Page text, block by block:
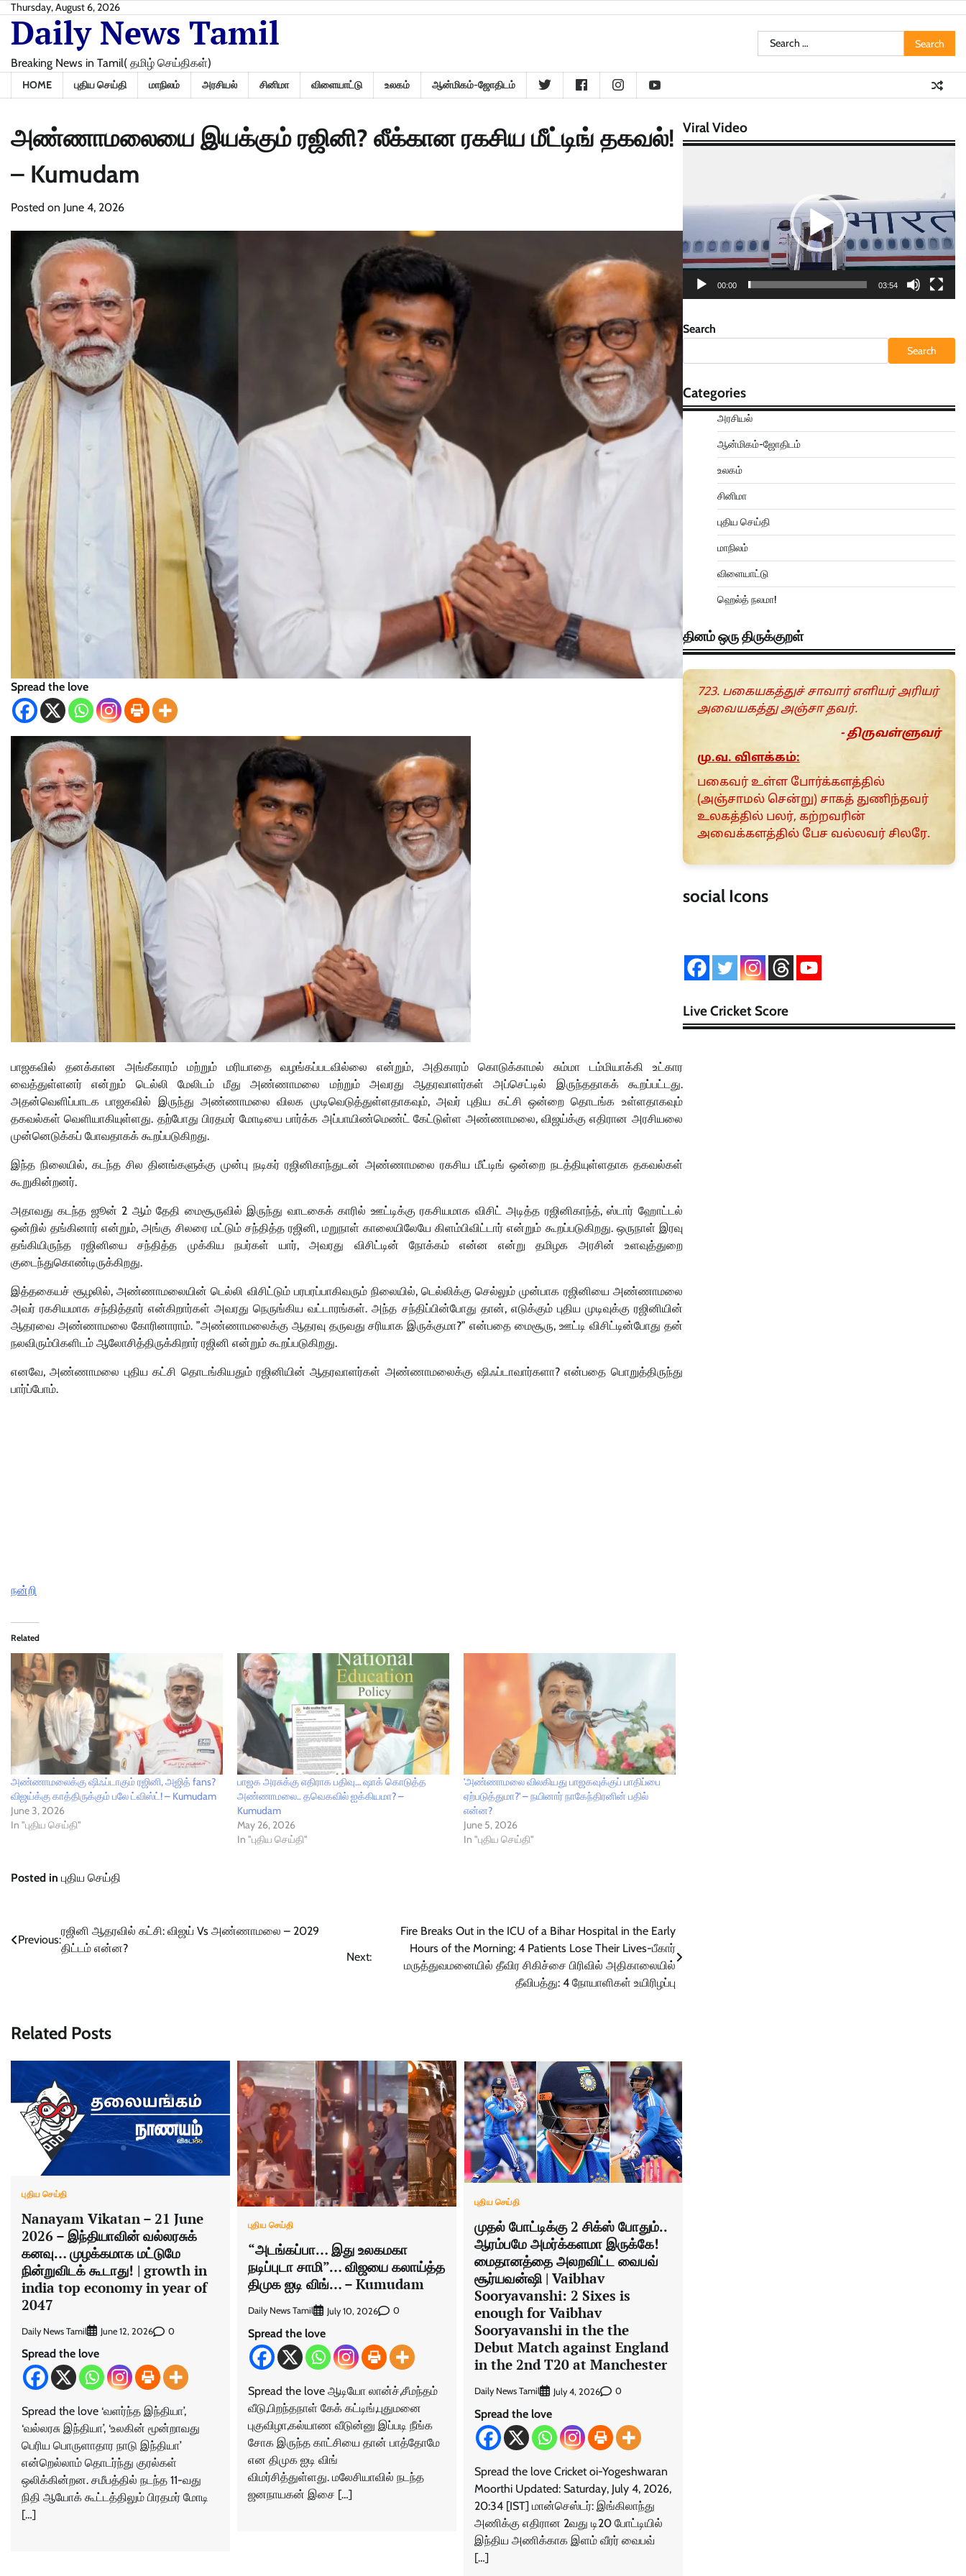
Skip
content
Thursday, August 6, 2026
Daily News Tamil
Breaking News in Tamil( தமிழ் செய்திகள்)
Search
for:
HOME புதிய செய்தி மாநிலம் அரசியல் சினிமா விளையாட்டு உலகம் ஆன்மிகம்-ஜோதிடம்
அண்ணாமலையை இயக்கும் ரஜினி? லீக்கான ரகசிய மீட்டிங் தகவல்!
– Kumudam
Posted on June 4, 2026
Spread the love
பாஜகவில் தனக்கான அங்கீகாரம் மற்றும் மரியாதை வழங்கப்படவில்லை என்றும், அதிகாரம் கொடுக்காமல் சும்மா டம்மியாக்கி உட்கார
வைத்துள்ளனர் என்றும் டெல்லி மேலிடம் மீது அண்ணாமலை மற்றும் அவரது ஆதரவாளர்கள் அப்செட்டில் இருந்ததாகக் கூறப்பட்டது.
அதன்வெளிப்பாடக பாஜகவில் இருந்து அண்ணாமலை விலக முடிவெடுத்துள்ளதாகவும், அவர் புதிய கட்சி ஒன்றை தொடங்க உள்ளதாகவும்
தகவல்கள் வெளியாகியுள்ளது. தற்போது பிரதமர் மோடியை பார்க்க அப்பாயிண்மெண்ட் கேட்டுள்ள அண்ணாமலை, விஜய்க்கு எதிரான அரசியலை
முன்னெடுக்கப் போவதாகக் கூறப்படுகிறது.
இந்த நிலையில், கடந்த சில தினங்களுக்கு முன்பு நடிகர் ரஜினிகாந்துடன் அண்ணாமலை ரகசிய மீட்டிங் ஒன்றை நடத்தியுள்ளதாக தகவல்கள்
கூறுகின்றனர்.
அதாவது கடந்த ஜூன் 2 ஆம் தேதி மைசூருவில் இருந்து வாடகைக் காரில் ஊட்டிக்கு ரகசியமாக விசிட் அடித்த ரஜினிகாந்த், ஸ்டார் ஹோட்டல்
ஒன்றில் தங்கினார் என்றும், அங்கு சிலரை மட்டும் சந்தித்த ரஜினி, மறுநாள் காலையிலேயே கிளம்பிவிட்டார் என்றும் கூறப்படுகிறது. ஒருநாள் இரவு
தங்கியிருந்த ரஜினியை சந்தித்த முக்கிய நபர்கள் யார், அவரது விசிட்டின் நோக்கம் என்ன என்று தமிழக அரசின் உளவுத்துறை
குடைந்துகொண்டிருக்கிறது.
இத்தகையச் சூழலில், அண்ணாமலையின் டெல்லி விசிட்டும் பரபரப்பாகிவரும் நிலையில், டெல்லிக்கு செல்லும் முன்பாக ரஜினியை அண்ணாமலை
அவர் ரகசியமாக சந்தித்தார் என்கிறார்கள் அவரது நெருங்கிய வட்டாரங்கள். அந்த சந்திப்பின்போது தான், எடுக்கும் புதிய முடிவுக்கு ரஜினியின்
ஆதரவை அண்ணாமலை கோரினாராம். ”அண்ணாமலைக்கு ஆதரவு தருவது சரியாக இருக்குமா?” என்பதை மைசூரு, ஊட்டி விசிட்டின்போது தன்
நலவிரும்பிகளிடம் ஆலோசித்திருக்கிறார் ரஜினி என்றும் கூறப்படுகிறது.
எனவே, அண்ணாமலை புதிய கட்சி தொடங்கியதும் ரஜினியின் ஆதரவாளர்கள் அண்ணாமலைக்கு ஷிஃப்டாவார்களா? என்பதை பொறுத்திருந்து
பார்ப்போம்.
நன்றி
Related
அண்ணாமலைக்கு ஷிஃப்டாகும் ரஜினி, அஜித் fans?
விஜய்க்கு காத்திருக்கும் பலே ட்விஸ்ட்! – Kumudam
June 3, 2026
In "புதிய செய்தி"
பாஜக அரசுக்கு எதிராக பதிவு… ஷாக் கொடுத்த
அண்ணாமலை.. தவெகவில் ஐக்கியமா? –
Kumudam
May 26, 2026
In "புதிய செய்தி"
'அண்ணாமலை விலகியது பாஜகவுக்குப் பாதிப்பை
ஏற்படுத்துமா?' – நயினார் நாகேந்திரனின் பதில்
என்ன?
June 5, 2026
In "புதிய செய்தி"
Posted in புதிய செய்தி
Post
navigation
Previous:
ரஜினி ஆதரவில் கட்சி: விஜய் Vs அண்ணாமலை – 2029
திட்டம் என்ன?
Next:
Fire Breaks Out in the ICU of a Bihar Hospital in the Early
Hours of the Morning; 4 Patients Lose Their Lives-பீகார்
மருத்துவமனையில் தீவிர சிகிச்சை பிரிவில் அதிகாலையில்
தீவிபத்து: 4 நோயாளிகள் உயிரிழப்பு
Related Posts
புதிய செய்தி
Nanayam Vikatan – 21 June
2026 – இந்தியாவின் வல்லரசுக்
கனவு… முழக்கமாக மட்டுமே
நின்றுவிடக் கூடாது! | growth in
india top economy in year of
2047
Daily News Tamil June 12, 2026 0
Spread the love
Spread the love ‘வளர்ந்த இந்தியா’,
‘வல்லரசு இந்தியா’, ‘உலகின் மூன்றாவது
பெரிய பொருளாதார நாடு இந்தியா’
என்றெல்லாம் தொடர்ந்து குரல்கள்
ஒலிக்கின்றன. சமீபத்தில் நடந்த 11-வது
நிதி ஆயோக் கூட்டத்திலும் பிரதமர் மோடி
[…]
புதிய செய்தி
“அடங்கப்பா… இது உலகமகா
நடிப்புடா சாமி”… விஜயை கலாய்த்த
திமுக ஐடி விங்… – Kumudam
Daily News Tamil July 10, 2026 0
Spread the love
Spread the love ஆடியோ லான்ச்,சீமந்தம்
வீடு,பிறந்தநாள் கேக் கட்டிங்,புதுமனை
புகுவிழா,கல்யாண வீடுன்னு இப்படி நீங்க
சோக இருந்த காட்சியை தான் பாத்தோமே
என திமுக ஐடி விங்
விமர்சித்துள்ளது. மலேசியாவில் நடந்த
ஜனநாயகன் இசை […]
புதிய செய்தி
முதல் போட்டிக்கு 2 சிக்ஸ் போதும்..
ஆரம்பமே அமர்க்களமா இருக்கே!
மைதானத்தை அலறவிட்ட வைபவ்
சூர்யவன்ஷி | Vaibhav
Sooryavanshi: 2 Sixes is
enough for Vaibhav
Sooryavanshi in the the
Debut Match against England
in the 2nd T20 at Manchester
Daily News Tamil July 4, 2026 0
Spread the love
Spread the love Cricket oi-Yogeshwaran
Moorthi Updated: Saturday, July 4, 2026,
20:34 [IST] மான்செஸ்டர்: இங்கிலாந்து
அணிக்கு எதிரான 2வது டி20 போட்டியில்
இந்திய அணிக்காக இளம் வீரர் வைபவ்
[…]
Viral Video
00:00 03:54
Search
Search
Categories
அரசியல்
ஆன்மிகம்-ஜோதிடம்
உலகம்
சினிமா
புதிய செய்தி
மாநிலம்
விளையாட்டு
ஹெல்த் நலமா!
தினம் ஒரு திருக்குறள்
723. பகையகத்துச் சாவார் எளியர் அரியர்
அவையகத்து அஞ்சா தவர்.
- திருவள்ளுவர்
மு.வ. விளக்கம்:
பகைவர் உள்ள போர்க்களத்தில்
(அஞ்சாமல் சென்று) சாகத் துணிந்தவர்
உலகத்தில் பலர், கற்றவரின்
அவைக்களத்தில் பேச வல்லவர் சிலரே.
social Icons
Live Cricket Score